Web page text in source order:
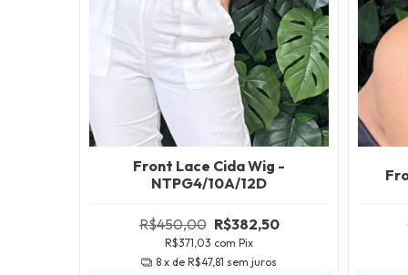
Front Lace Cida Wig -
NTPG4/10A/12D
R$450,00 R$382,50
R$371,03 com Pix
8 x de R$47,81 sem juros